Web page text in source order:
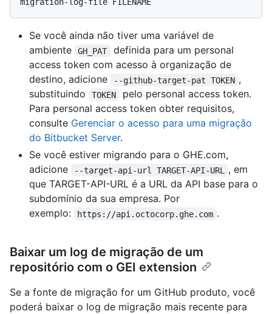
Se você ainda não tiver uma variável de
ambiente
GH_PAT
definida para um personal
access token com acesso à organização de
destino, adicione
--github-target-pat TOKEN ,
substituindo
TOKEN
pelo personal access token.
Para personal access token obter requisitos,
consulte Gerenciar o acesso para uma migração
do Bitbucket Server.
Se você estiver migrando para o GHE.com,
adicione
--target-api-url TARGET-API-URL
, em
que TARGET-API-URL é a URL da API base para o
subdomínio da sua empresa. Por
exemplo:
https://api.octocorp.ghe.com .
Baixar um log de migração de um
repositório com o GEI extension
Se a fonte de migração for um GitHub produto, você
poderá baixar o log de migração mais recente para